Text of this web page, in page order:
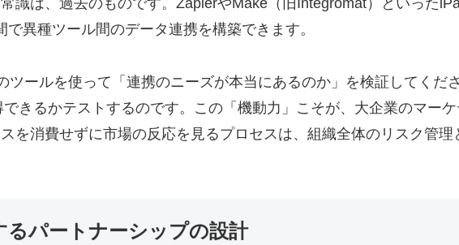
識は、過去のものです。ZapierやMake（旧Integromat）といった
異種ツール間のデータ連携を構築できます。
ールを使って「連携のニーズが本当にあるのか」を検証してくだ
きるかテストするのです。この「機動力」こそが、大企業のマーケ
を消費せずに市場の反応を見るプロセスは、組織全体のリスク管
パートナーシップの設計